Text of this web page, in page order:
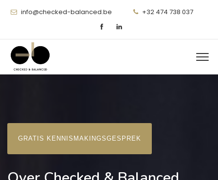
info@checked-balanced.be +32 474 738 037
GRATIS KENNISMAKINGSGESPREK